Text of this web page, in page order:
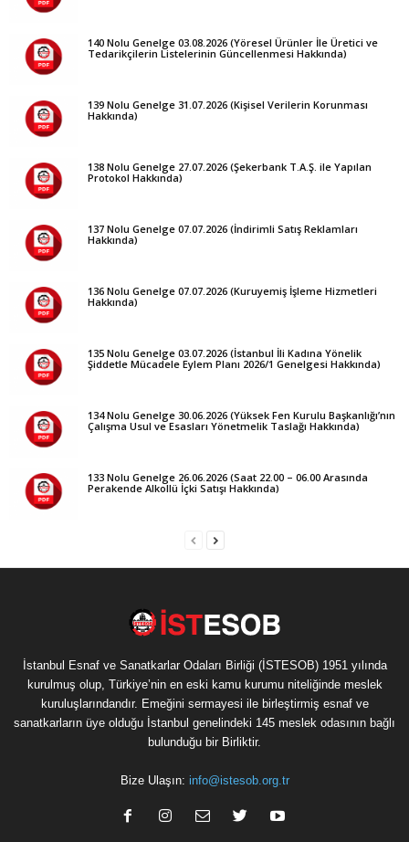
140 Nolu Genelge 03.08.2026 (Yöresel Ürünler İle Üretici ve
Tedarikçilerin Listelerinin Güncellenmesi Hakkında)
139 Nolu Genelge 31.07.2026 (Kişisel Verilerin Korunması
Hakkında)
138 Nolu Genelge 27.07.2026 (Şekerbank T.A.Ş. ile Yapılan
Protokol Hakkında)
137 Nolu Genelge 07.07.2026 (İndirimli Satış Reklamları
Hakkında)
136 Nolu Genelge 07.07.2026 (Kuruyemiş İşleme Hizmetleri
Hakkında)
135 Nolu Genelge 03.07.2026 (İstanbul İli Kadına Yönelik
Şiddetle Mücadele Eylem Planı 2026/1 Genelgesi Hakkında)
134 Nolu Genelge 30.06.2026 (Yüksek Fen Kurulu Başkanlığı’nın
Çalışma Usul ve Esasları Yönetmelik Taslağı Hakkında)
133 Nolu Genelge 26.06.2026 (Saat 22.00 – 06.00 Arasında
Perakende Alkollü İçki Satışı Hakkında)
İstanbul Esnaf ve Sanatkarlar Odaları Birliği (İSTESOB) 1951 yılında
kurulmuş olup, Türkiye’nin en eski kamu kurumu niteliğinde meslek
kuruluşlarındandır. Emeğini sermayesi ile birleştirmiş esnaf ve
sanatkarların üye olduğu İstanbul genelindeki 145 meslek odasının bağlı
bulunduğu bir Birliktir.
Bize Ulaşın: info@istesob.org.tr